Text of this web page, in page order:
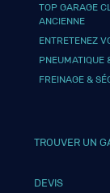
TOP GARAGE
ANCIENNE
ENTRETENEZ
PNEUMATIQUE
FREINAGE &
TROUVER UN
DEVIS